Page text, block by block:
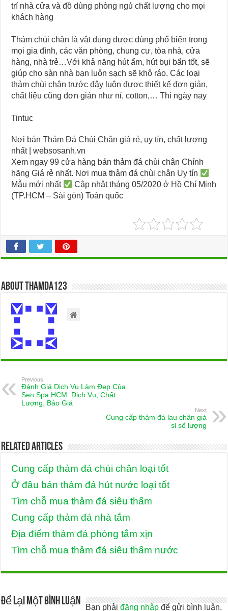
trí nhà cửa và đồ dùng phòng ngủ chất lượng cho mọi
khách hàng
Thảm chùi chân là vật dụng được dùng phổ biến trong
mọi gia đình, các văn phòng, chung cư, tòa nhà, cửa
hàng, nhà trẻ…Với khả năng hút ẩm, hút bụi bẩn tốt, sẽ
giúp cho sàn nhà bạn luôn sạch sẽ khô ráo. Các loại
thảm chùi chân trước đây luôn được thiết kế đơn giản,
chất liệu cũng đơn giản như nỉ, cotton,… Thì ngày nay
Tintuc
Nơi bán Thảm Đá Chùi Chân giá rẻ, uy tín, chất lượng
nhất | websosanh.vn
Xem ngay 99 cửa hàng bán thảm đá chùi chân Chính
hãng Giá rẻ nhất. Nơi mua thảm đá chùi chân Uy tín
Mẫu mới nhất
Cập nhật tháng 05/2020 ở Hồ Chí Minh
(TP.HCM – Sài gòn) Toàn quốc
About thamda123
Previous
Đánh Giá Dịch Vụ Làm Đẹp Của
Sen Spa HCM: Dịch Vụ, Chất
Lượng, Báo Giá
Next
Cung cấp thảm đá lau chân giá
sỉ số lượng
Related Articles
Cung cấp thảm đá chùi chân loại tốt
Ở đâu bán thảm đá hút nước loại tốt
Tìm chỗ mua thảm đá siêu thấm
Cung cấp thảm đá nhà tắm
Địa điểm thảm đá phòng tắm xịn
Tìm chỗ mua thảm đá siêu thấm nước
Để lại một bình luận Bạn phảiđăng nhập để gửi bình luận.